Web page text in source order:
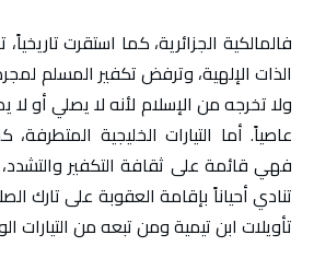
فالمالكية الجزائرية، كما استقرت
الذات الإلهية، وترفض تكفير المسلم
ولا تخرجه من الإسلام لأنه لا يصلي أو
عاصياً. أما التيارات الخليجية المتطرفة،
فهي قائمة على ثقافة التكفير
تنادي أحياناً بإقامة العقوبة على تارك
تأويلات ابن تيمية ومن تبعه من التيارات